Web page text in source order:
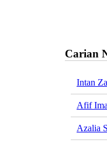
Carian
Intan
Afif
Azalia